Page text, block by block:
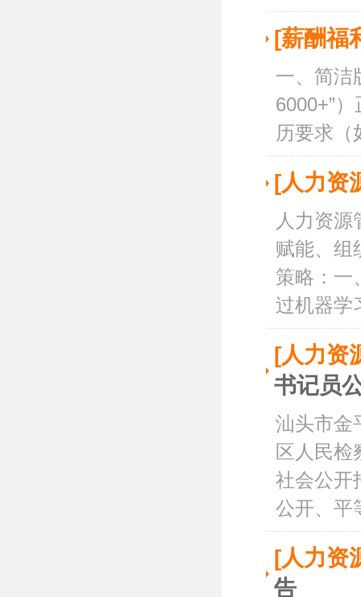
[薪酬福
一、简洁
6000+”
历要求（
[人力资
人力资
赋能、组
策略：一
过机器学
[人力资
书记员
汕头市金
区人民检
社会公开
公开、平
[人力资
告